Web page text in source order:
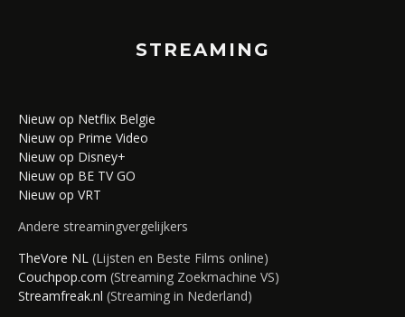
STREAMING
Nieuw op Netflix Belgie
Nieuw op Prime Video
Nieuw op Disney+
Nieuw op BE TV GO
Nieuw op VRT
Andere streamingvergelijkers
TheVore NL (Lijsten en Beste Films online)
Couchpop.com (Streaming Zoekmachine VS)
Streamfreak.nl (Streaming in Nederland)